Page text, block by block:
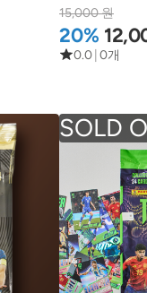
15,000 원
20%
0.0 0개